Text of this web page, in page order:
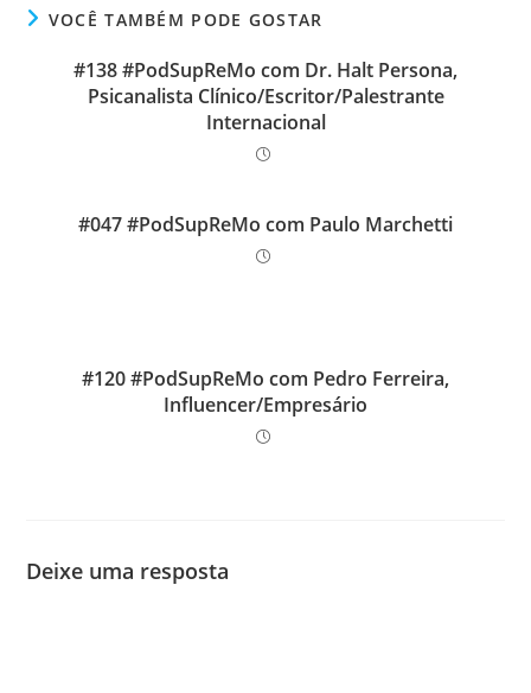
VOCÊ TAMBÉM PODE GOSTAR
#138 #PodSupReMo com Dr. Halt Persona,
Psicanalista Clínico/Escritor/Palestrante
Internacional
#047 #PodSupReMo com Paulo Marchetti
#120 #PodSupReMo com Pedro Ferreira,
Influencer/Empresário
Deixe uma resposta